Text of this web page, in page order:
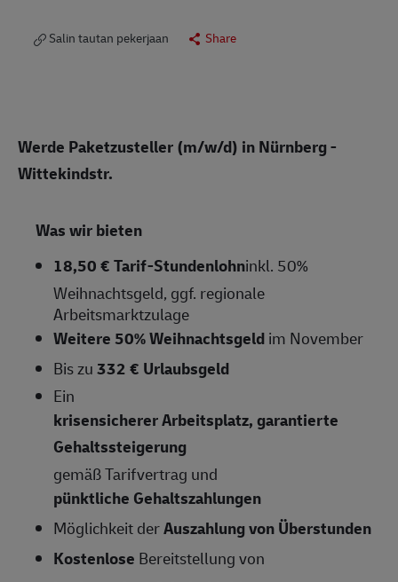
Salin tautan pekerjaan Share
Werde Paketzusteller (m/w/d) in Nürnberg -
Wittekindstr.
Was wir bieten
18,50 € Tarif-Stundenlohninkl. 50%
Weihnachtsgeld, ggf. regionale
Arbeitsmarktzulage
Weitere 50% Weihnachtsgeldim November
Bis zu332 € Urlaubsgeld
Ein
krisensicherer Arbeitsplatz, garantierte
Gehaltssteigerung
gemäß Tarifvertrag und
pünktliche Gehaltszahlungen
Möglichkeit derAuszahlung von Überstunden
Kostenlose Bereitstellung von